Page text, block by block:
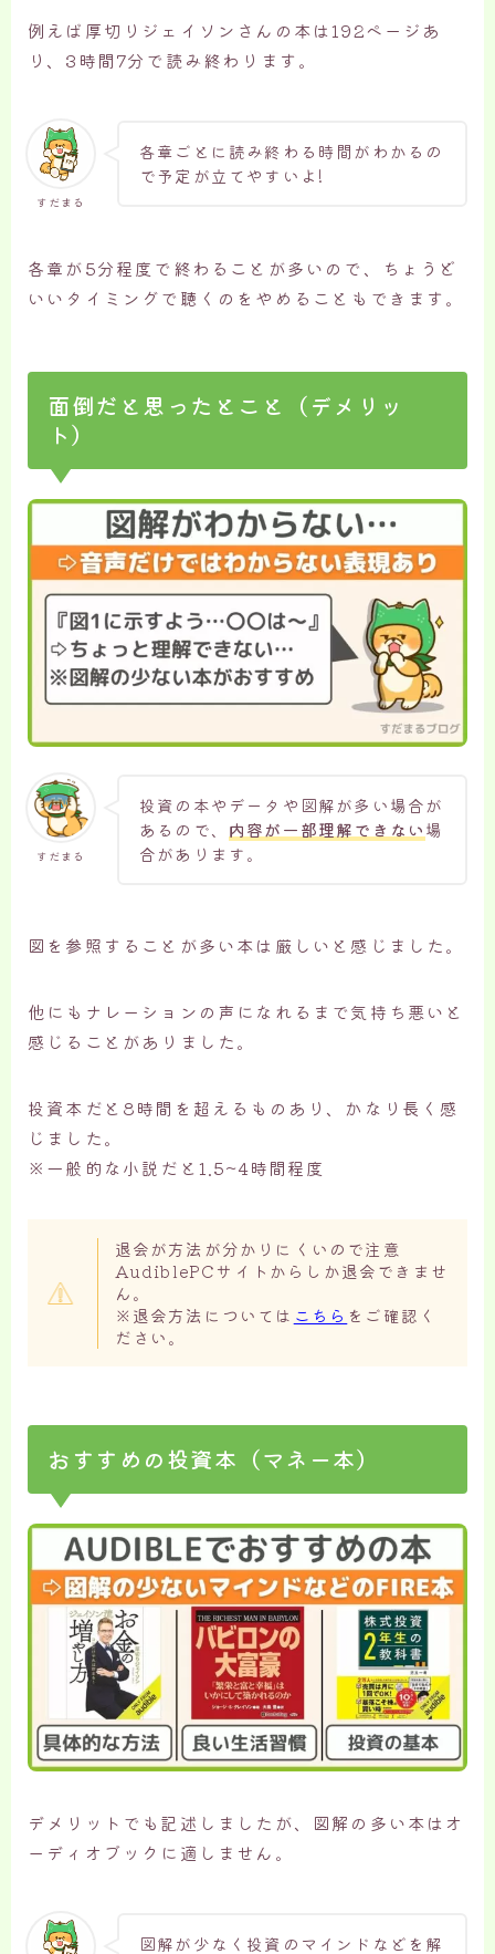
例えば厚切りジェイソンさんの本は192ページあ
り、3時間7分で読み終わります。
すだまる
各章ごとに読み終わる時間がわかるの
で予定が立てやすいよ!
各章が5分程度で終わることが多いので、ちょうど
いいタイミングで聴くのをやめることもできます。
面倒だと思ったとこと（デメリッ
ト）
すだまる
投資の本やデータや図解が多い場合が
あるので、 内容が一部理解できない場
合があります。
図を参照することが多い本は厳しいと感じました。
他にもナレーションの声になれるまで気持ち悪いと
感じることがありました。
投資本だと8時間を超えるものあり、かなり長く感
じました。
※一般的な小説だと1.5~4時間程度
退会が方法が分かりにくいので注意
AudiblePCサイトからしか退会できませ
ん。
※退会方法については こちら をご確認く
ださい。
おすすめの投資本（マネー本）
デメリットでも記述しましたが、図解の多い本はオ
ーディオブックに適しません。
図解が少なく投資のマインドなどを解